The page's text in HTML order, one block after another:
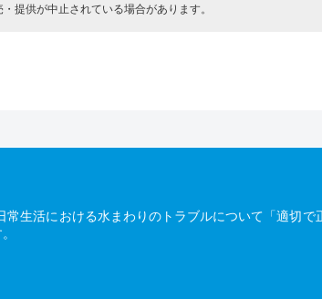
提供が中止されている場合があります。
生活における水まわりのトラブルについて「適切